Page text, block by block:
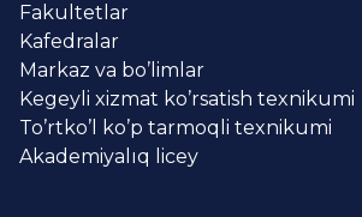
Fakultetlar
Kafedralar
Markaz va bo’limlar
Kegeyli xizmat ko’rsatish texnikumi
To’rtko’l ko’p tarmoqli texnikumi
Akademiyalıq licey